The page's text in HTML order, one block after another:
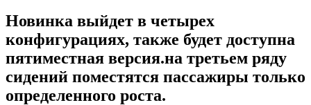
Новинка выйдет в четырех
конфигурациях, также будет доступна
пятиместная версия.на третьем ряду
сидений поместятся пассажиры только
определенного роста.